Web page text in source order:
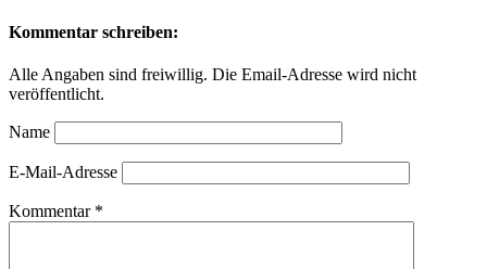
Kommentar schreiben:
Alle Angaben sind freiwillig. Die Email-Adresse wird nicht
veröffentlicht.
Name
E-Mail-Adresse
Kommentar *